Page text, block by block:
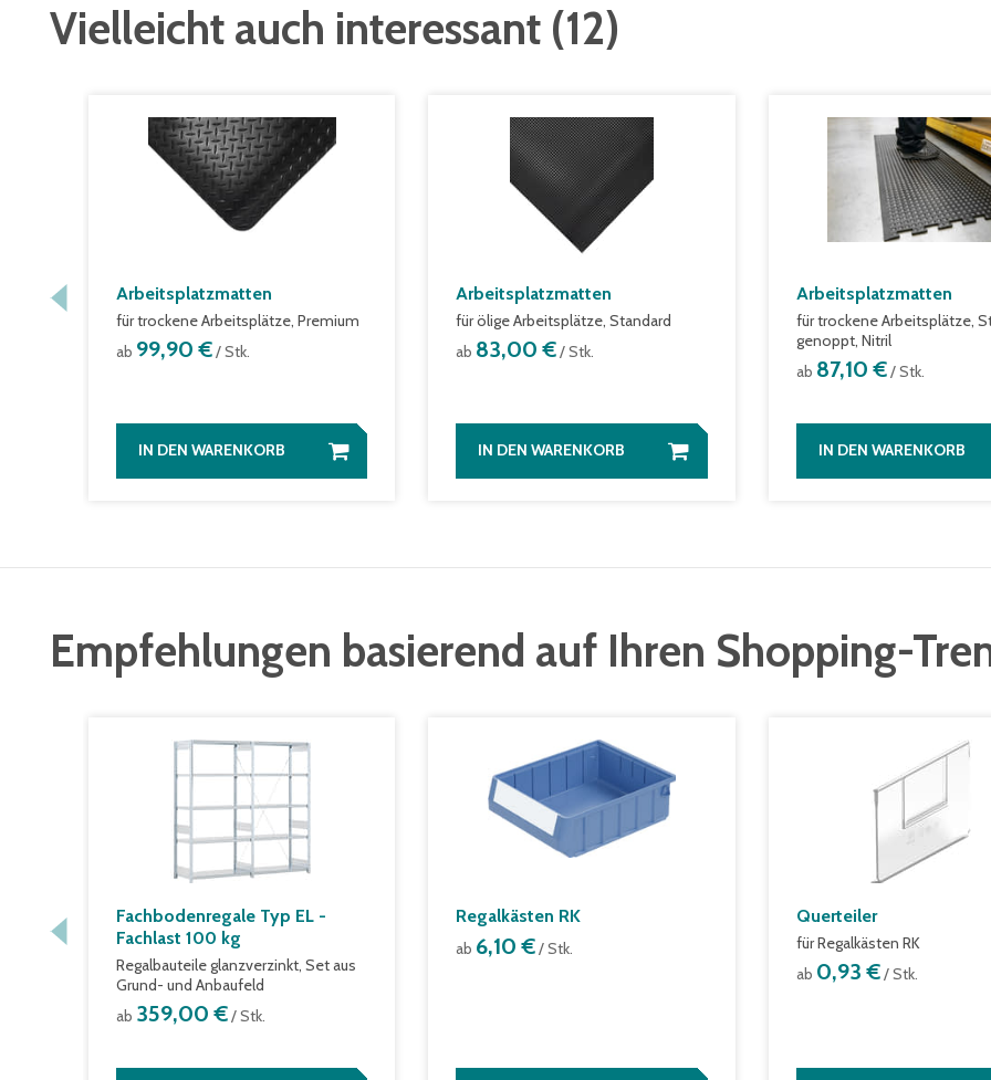
Vielleicht auch interessant (12)
Arbeitsplatzmatten
für trockene Arbeitsplätze, Premium
ab 99,90 €/ Stk.
IN DEN WARENKORB
Arbeitsplatzmatten
für ölige Arbeitsplätze, Standard
ab 83,00 €/ Stk.
IN DEN WARENKORB
Arbeitsplatzmatten
für trockene Arbeitsplätze,
genoppt, Nitril
ab 87,10 €/ Stk.
IN DEN WARENKORB
Empfehlungen basierend auf Ihren Shopping-
Fachbodenregale Typ EL -
Fachlast 100 kg
Regalbauteile glanzverzinkt, Set aus
Grund- und Anbaufeld
ab 359,00 €/ Stk.
Regalkästen RK
ab 6,10 €/ Stk.
Querteiler
für Regalkästen RK
ab 0,93 €/ Stk.